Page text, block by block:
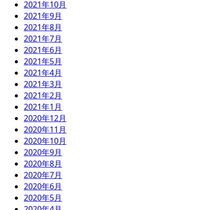
2021年10月
2021年9月
2021年8月
2021年7月
2021年6月
2021年5月
2021年4月
2021年3月
2021年2月
2021年1月
2020年12月
2020年11月
2020年10月
2020年9月
2020年8月
2020年7月
2020年6月
2020年5月